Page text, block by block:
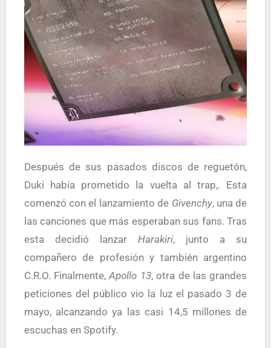
Después de sus pasados discos de reguetón,
Duki había prometido la vuelta al trap,. Esta
comenzó con el lanzamiento de Givenchy, una de
las canciones que más esperaban sus fans. Tras
esta decidió lanzar Harakiri, junto a su
compañero de profesión y también argentino
C.R.O. Finalmente,Apollo 13, otra de las grandes
peticiones del público vio la luz el pasado 3 de
mayo, alcanzando ya las casi 14,5 millones de
escuchas en Spotify.